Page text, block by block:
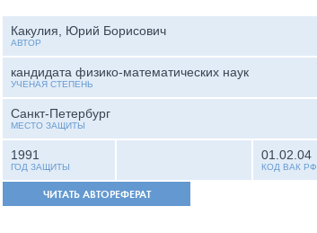
Какулия, Юрий Борисович
АВТОР
кандидата физико-математических наук
УЧЕНАЯ СТЕПЕНЬ
Санкт-Петербург
МЕСТО ЗАЩИТЫ
1991
ГОД ЗАЩИТЫ
01.02.04
КОД ВАК РФ
ЧИТАТЬ АВТОРЕФЕРАТ